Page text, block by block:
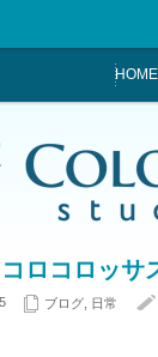
HOME
ロコロッサ
ブログ 日常